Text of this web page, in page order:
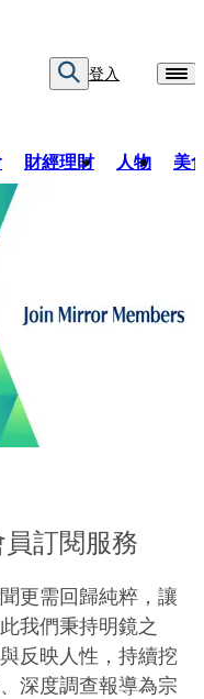
登入
財經理財 人物 美
訂閱服務
更需回歸純粹，讓
我們秉持明鏡之
反映人性，持續挖
深度調查報導為宗